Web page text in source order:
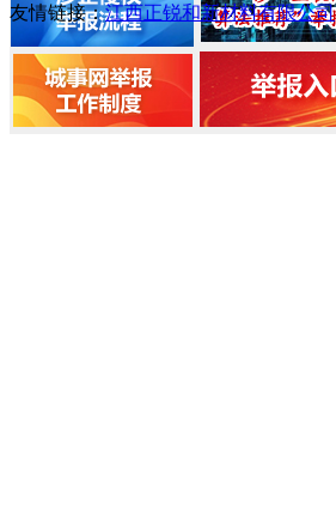
友情链接：江西正锐和新材料有限公司